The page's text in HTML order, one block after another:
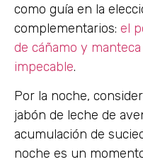
como guía en la
complementarios: el
de cáñamo y
impecable.
Por la noche,
jabón de leche de
acumulación de
noche es un